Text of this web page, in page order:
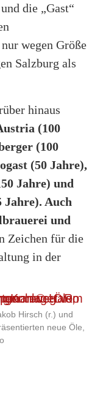
die „Gast“
wegen Größe
Salzburg als
hinaus
(100
(100
(50 Jahre),
Jahre) und
Jahre). Auch
und
Zeichen für die
in der
Hirsch (r.) und
neue Öle,